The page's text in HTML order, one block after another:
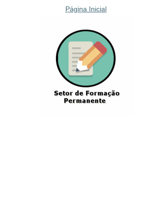
Página Inicial